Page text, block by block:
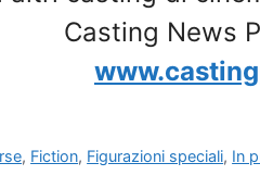
Casting News
, Fiction, Figurazioni speciali, In